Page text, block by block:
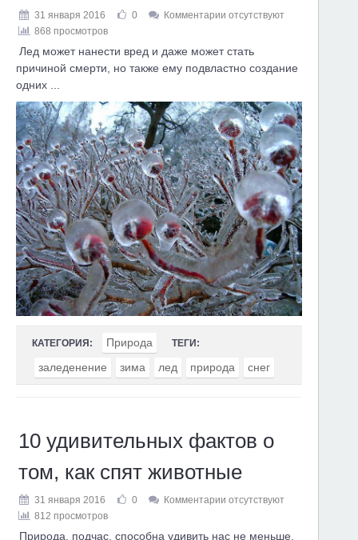
31 января 2016 0
Комментарии отсутствуют
868 просмотров
Лед может нанести вред и даже может стать
причиной смерти, но также ему подвластно создание
одних ...
КАТЕГОРИЯ: Природа ТЕГИ:
заледенение зима лед природа снег
10 удивительных фактов о
том, как спят животные
31 января 2016 0
Комментарии отсутствуют
812 просмотров
Природа, подчас, способна удивить нас не меньше,